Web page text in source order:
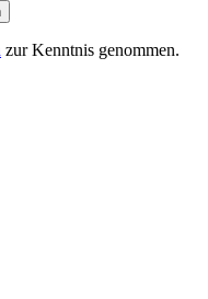
zur Kenntnis genommen.